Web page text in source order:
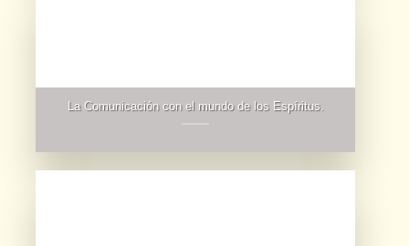
La Comunicación con el mundo de los Espíritus.